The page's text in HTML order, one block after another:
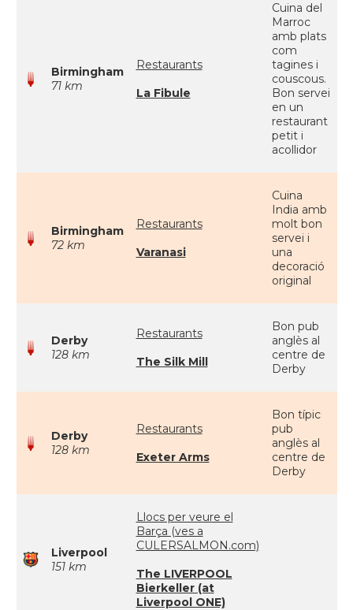
Birmingham
71 km
Restaurants
La Fibule
Cuina del
Marroc
amb plats
com
tagines i
couscous.
Bon servei
en un
restaurant
petit i
acollidor
Birmingham
72 km
Restaurants
Varanasi
Cuina
India amb
molt bon
servei i
una
decoració
original
Derby
128 km
Restaurants
The Silk Mill
Bon pub
anglès al
centre de
Derby
Derby
128 km
Restaurants
Exeter Arms
Bon típic
pub
anglès al
centre de
Derby
Liverpool
151 km
Llocs per veure el
Barça (ves a
CULERSALMON.com)
The LIVERPOOL
Bierkeller (at
Liverpool ONE)